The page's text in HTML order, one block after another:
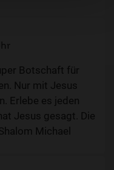
Botschaft für
Nur mit Jesus
Erlebe es jeden
Jesus gesagt. Die
Michael